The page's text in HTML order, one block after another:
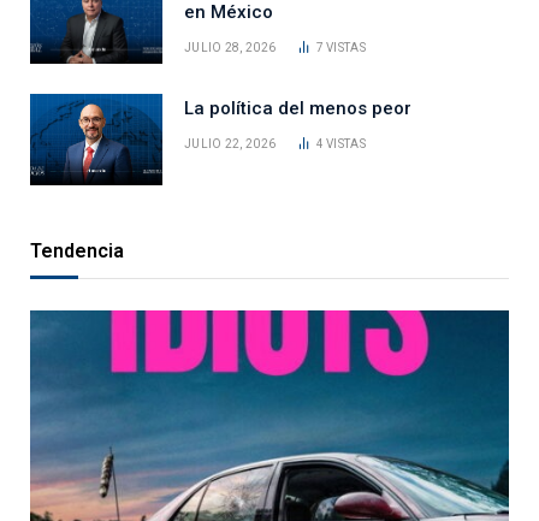
en México
JULIO 28, 2026 7VISTAS
La política del menos peor
JULIO 22, 2026 4VISTAS
Tendencia